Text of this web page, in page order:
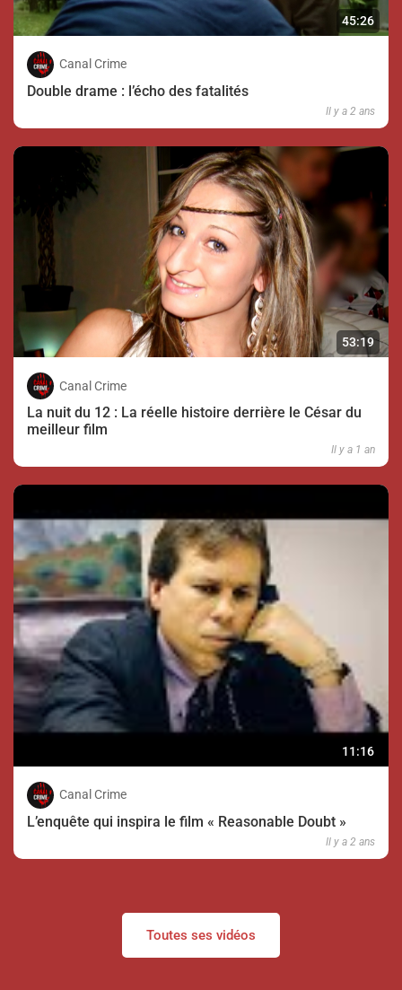
45:26
Canal Crime
Double drame : l’écho des fatalités
Il y a 2 ans
53:19
Canal Crime
La nuit du 12 : La réelle histoire derrière le César du
meilleur film
Il y a 1 an
11:16
Canal Crime
L’enquête qui inspira le film « Reasonable Doubt »
Il y a 2 ans
Toutes ses vidéos